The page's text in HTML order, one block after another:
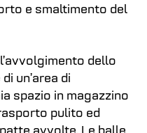
e smaltimento del
dello
un’area di
spazio in magazzino
pulito ed